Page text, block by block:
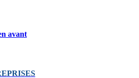
avant